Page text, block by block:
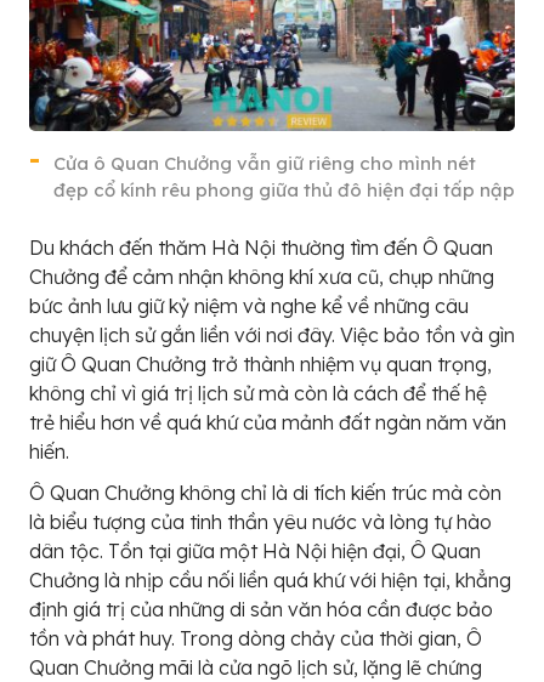
Cửa ô Quan Chưởng vẫn giữ riêng cho mình nét
đẹp cổ kính rêu phong giữa thủ đô hiện đại tấp nập
Du khách đến thăm Hà Nội thường tìm đến Ô Quan
Chưởng để cảm nhận không khí xưa cũ, chụp những
bức ảnh lưu giữ kỷ niệm và nghe kể về những câu
chuyện lịch sử gắn liền với nơi đây. Việc bảo tồn và gìn
giữ Ô Quan Chưởng trở thành nhiệm vụ quan trọng,
không chỉ vì giá trị lịch sử mà còn là cách để thế hệ
trẻ hiểu hơn về quá khứ của mảnh đất ngàn năm văn
hiến.
Ô Quan Chưởng không chỉ là di tích kiến trúc mà còn
là biểu tượng của tinh thần yêu nước và lòng tự hào
dân tộc. Tồn tại giữa một Hà Nội hiện đại, Ô Quan
Chưởng là nhịp cầu nối liền quá khứ với hiện tại, khẳng
định giá trị của những di sản văn hóa cần được bảo
tồn và phát huy. Trong dòng chảy của thời gian, Ô
Quan Chưởng mãi là cửa ngõ lịch sử, lặng lẽ chứng